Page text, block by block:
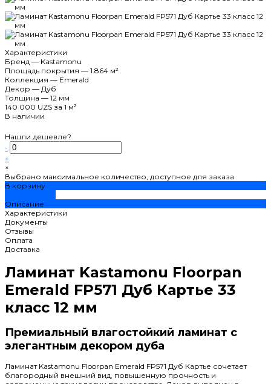
Характеристики
Бренд — Kastamonu
Площадь покрытия — 1.864 м²
Коллекция — Emerald
Декор — Дуб
Толщина — 12 мм
140 000 UZS за 1 м²
В наличии
Нашли дешевле?
-
+
×
Выбрано максимальное количество, доступное для заказа
В корзину
Описание
Характеристики
Документы
Отзывы
Оплата
Доставка
Ламинат Kastamonu Floorpan
Emerald FP571 Дуб Картье 33
класс 12 мм
Премиальный влагостойкий ламинат с
элегантным декором дуба
Ламинат Kastamonu Floorpan Emerald FP571 Дуб Картье сочетает
благородный внешний вид, повышенную прочность и